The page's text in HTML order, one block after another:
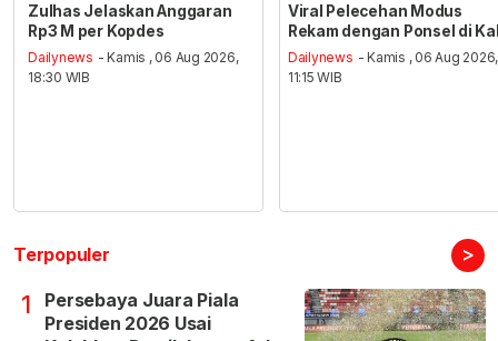
Zulhas Jelaskan Anggaran
Rp3 M per Kopdes
Dailynews - Kamis , 06 Aug 2026,
18:30 WIB
Viral Pelecehan Modus
Rekam dengan Ponsel di
Dailynews - Kamis , 06 Aug 2026,
11:15 WIB
Terpopuler >
1
Persebaya Juara Piala
Presiden 2026 Usai